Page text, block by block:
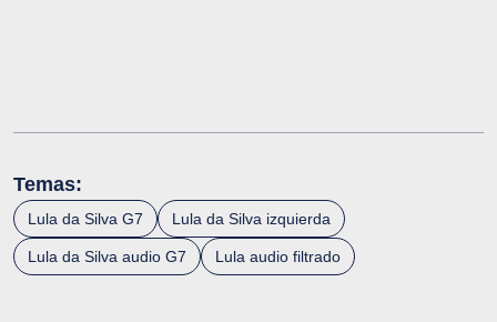
Temas:
Lula da Silva G7 Lula da Silva izquierda
Lula da Silva audio G7 Lula audio filtrado